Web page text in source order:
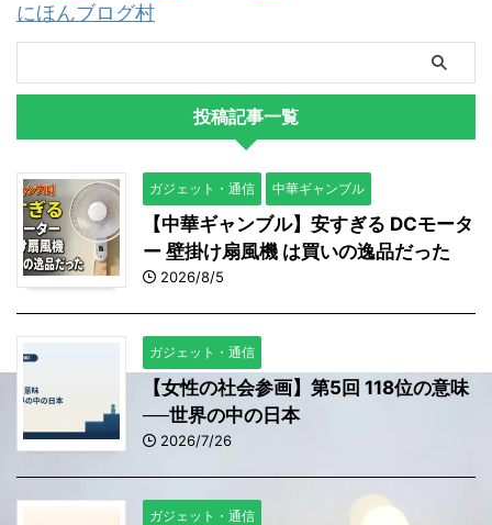
にほんブログ村
投稿記事一覧
ガジェット・通信 中華ギャンブル
【中華ギャンブル】安すぎる DCモータ
ー 壁掛け扇風機 は買いの逸品だった
2026/8/5
ガジェット・通信
【女性の社会参画】第5回 118位の意味
──世界の中の日本
2026/7/26
ガジェット・通信